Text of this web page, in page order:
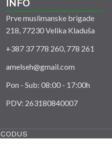
INFO
Prve muslimanske brigade
218, 77230 Velika Kladuša
+387 37 778 260, 778 261
amelseh@gmail.com
Pon - Sub: 08:00 - 17:00h
PDV: 263180840007
CODUS